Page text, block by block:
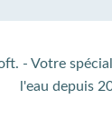
- Votre
l'eau depuis